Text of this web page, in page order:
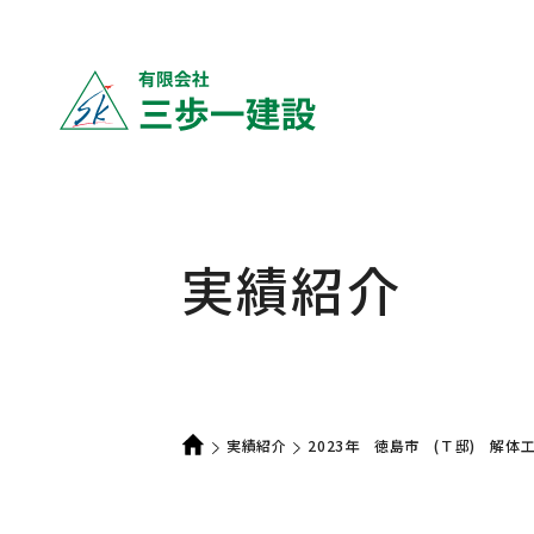
実績紹介
実績紹介 2023年 徳島市 (Ｔ邸) 解体